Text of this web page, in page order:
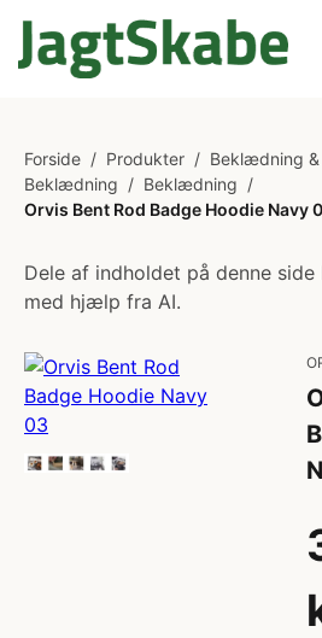
Forside / Produkter / Beklædning
Beklædning / Beklædning /
Orvis Bent Rod Badge Hoodie Navy
Dele af indholdet på denne
med hjælp fra AI.